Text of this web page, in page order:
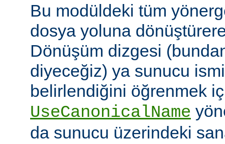
Bu modüldeki tüm
dosya yoluna
Dönüşüm dizgesi
diyeceğiz) ya sunucu
belirlendiğini öğrenmek
UseCanonicalName
da sunucu üzerindeki